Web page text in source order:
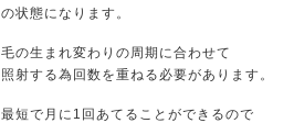
の状態になります。
毛の生まれ変わりの周期に合わせて
照射する為回数を重ねる必要があります。
最短で月に1回あてることができるので